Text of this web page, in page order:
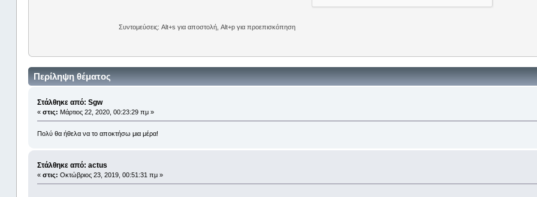
Συντομεύσεις: Alt+s για αποστολή, Alt+p για προεπισκόπηση
Περίληψη θέματος
Στάλθηκε από: Sgw
« στις: Μάρτιος 22, 2020, 00:23:29 πμ »
Πολύ θα ήθελα να το αποκτήσω μια μέρα!
Στάλθηκε από: actus
« στις: Οκτώβριος 23, 2019, 00:51:31 πμ »